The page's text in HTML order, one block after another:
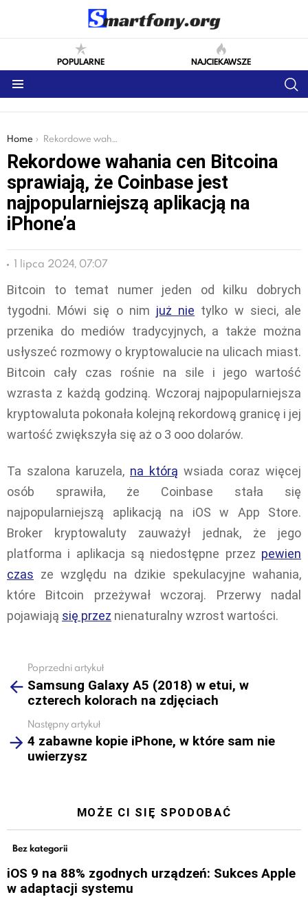
POPULARNE NAJCIEKAWSZE
You are here:
Home Rekordowe wahania cen Bitcoina sprawiają, że Coinbase jest najpopularniejszą aplikacją na iPhone’a
Rekordowe wahania cen Bitcoina
sprawiają, że Coinbase jest
najpopularniejszą aplikacją na
iPhone’a
1 lipca 2024, 07:07
Bitcoin to temat numer jeden od kilku dobrych
tygodni. Mówi się o nim już nie tylko w sieci, ale
przenika do mediów tradycyjnych, a także można
usłyszeć rozmowy o kryptowalucie na ulicach miast.
Bitcoin cały czas rośnie na sile i jego wartość
wzrasta z każdą godziną. Wczoraj najpopularniejsza
kryptowaluta pokonała kolejną rekordową granicę i jej
wartość zwiększyła się aż o 3 ooo dolarów.
Ta szalona karuzela, na którą wsiada coraz więcej
osób sprawiła, że Coinbase stała się
najpopularniejszą aplikacją na iOS w App Store.
Broker kryptowaluty zauważył jednak, że jego
platforma i aplikacja są niedostępne przez pewien
czas ze względu na dzikie spekulacyjne wahania,
które Bitcoin przeżywał wczoraj. Przerwy nadal
pojawiają się przez nienaturalny wzrost wartości.
more
Poprzedni artykuł
Samsung Galaxy A5 (2018) w etui, w
czterech kolorach na zdjęciach
Następny artykuł
4 zabawne kopie iPhone, w które sam nie
uwierzysz
MOŻE CI SIĘ SPODOBAĆ
Bez kategorii
iOS 9 na 88% zgodnych urządzeń: Sukces Apple
w adaptacji systemu